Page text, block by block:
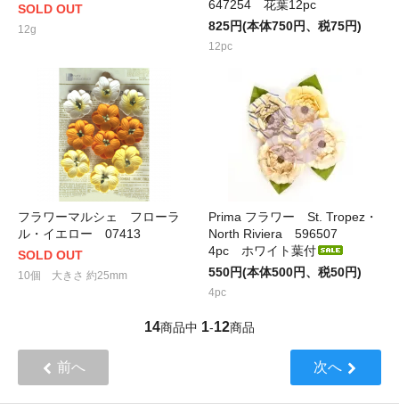
SOLD OUT
12g
647254 花葉12pc
825円(本体750円、税75円)
12pc
フラワーマルシェ フローラ
ル・イエロー 07413
SOLD OUT
10個 大きさ 約25mm
Prima フラワー St. Tropez・
North Riviera 596507
4pc ホワイト葉付
550円(本体500円、税50円)
4pc
14商品中 1-12商品
前へ 次へ